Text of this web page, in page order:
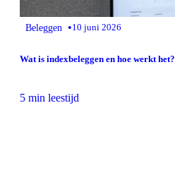
Beleggen •10 juni 2026
Wat is indexbeleggen en hoe werkt het?
5 min leestijd